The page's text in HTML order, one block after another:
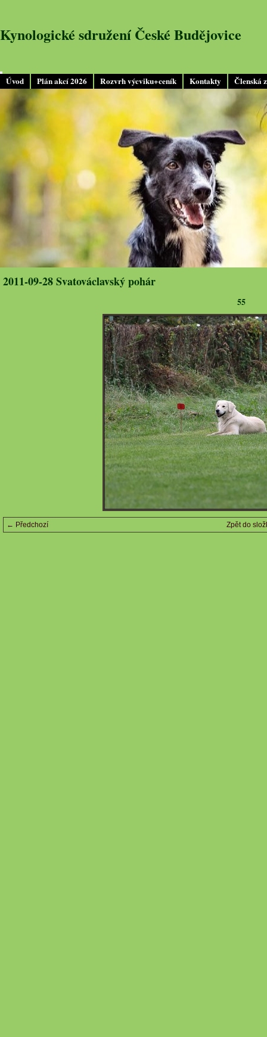
Úvod Plán akcí 2026 Rozvrh výcviku+ceník Kontakty Členská
Kynologické sdružení České Budějovice
2011-09-28 Svatováclavský pohár
55
← Předchozí Zpět do